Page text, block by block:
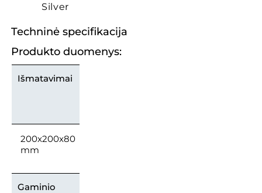
Silver
Techninė specifikacija
Produkto duomenys:
Išmatavimai
200x200x80
mm
Gaminio